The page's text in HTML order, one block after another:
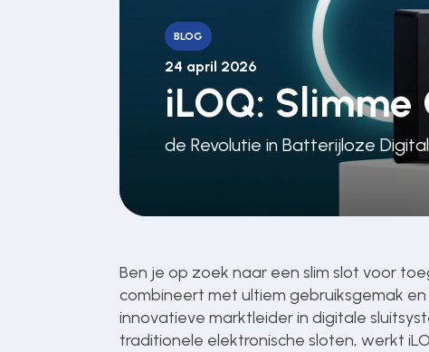
BLOG
24 april 2026
iLOQ:
de Revolutie in Batterijloze
Ben je op zoek naar een slim slot voor
combineert met ultiem gebruiksgemak
innovatieve marktleider in digitale
traditionele elektronische sloten, werkt